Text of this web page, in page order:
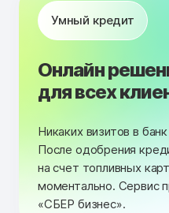
Умный кредит
Онлайн
для всех
Никаких визитов в
После одобрения
на счет топливных
моментально. Сервис
«СБЕР бизнес».